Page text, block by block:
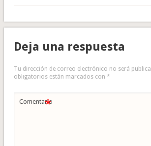
Deja una respuesta
Tu dirección de correo electrónico no será
obligatorios están marcados con *
Comentario
*